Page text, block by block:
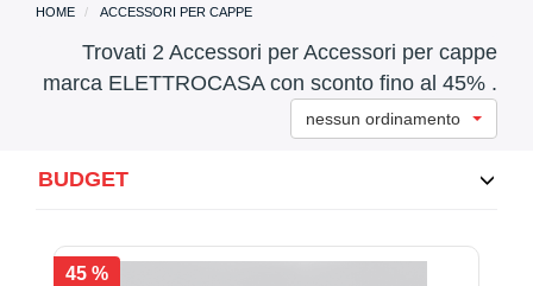
HOME ACCESSORI PER CAPPE
Trovati 2 Accessori per Accessori per cappe
marca ELETTROCASA con sconto fino al 45% .
nessun ordinamento
BUDGET
45 %